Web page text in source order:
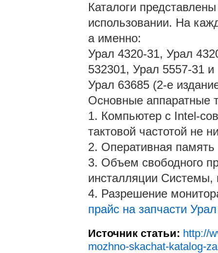
Каталоги
использовании. На
а именно:
Урал 4320-31, Урал
532301, Урал 5557-31
Урал 63685 (2-е
Основные аппаратные
1. Компьютер с Intel-
тактовой частотой не
2. Оперативная
3. Объем свободного
инсталляции Системы,
4. Разрешение
прайс на запчасти Урал
Источник статьи: http://
mozhno-skachat-katalog-